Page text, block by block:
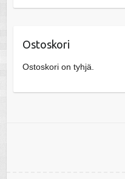
Ostoskori
Ostoskori on tyhjä.